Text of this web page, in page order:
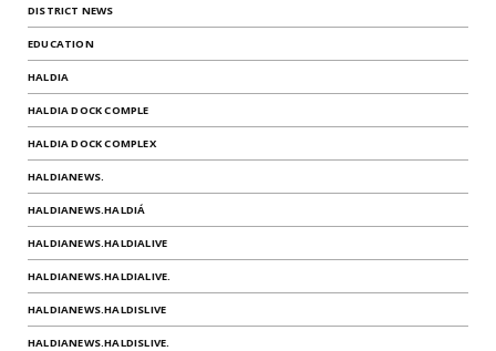
DISTRICT NEWS
EDUCATION
HALDIA
HALDIA DOCK COMPLE
HALDIA DOCK COMPLEX
HALDIANEWS.
HALDIANEWS.HALDIÁ
HALDIANEWS.HALDIALIVE
HALDIANEWS.HALDIALIVE.
HALDIANEWS.HALDISLIVE
HALDIANEWS.HALDISLIVE.